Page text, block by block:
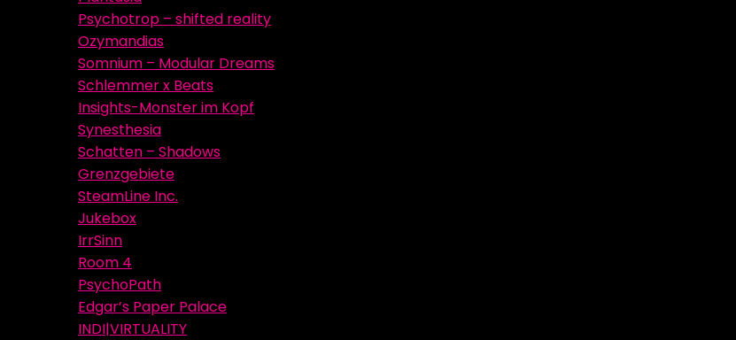
Psychotrop – shifted reality
Ozymandias
Somnium – Modular Dreams
Schlemmer x Beats
Insights-Monster im Kopf
Synesthesia
Schatten – Shadows
Grenzgebiete
SteamLine Inc.
Jukebox
IrrSinn
Room 4
PsychoPath
Edgar’s Paper Palace
INDI|VIRTUALITY